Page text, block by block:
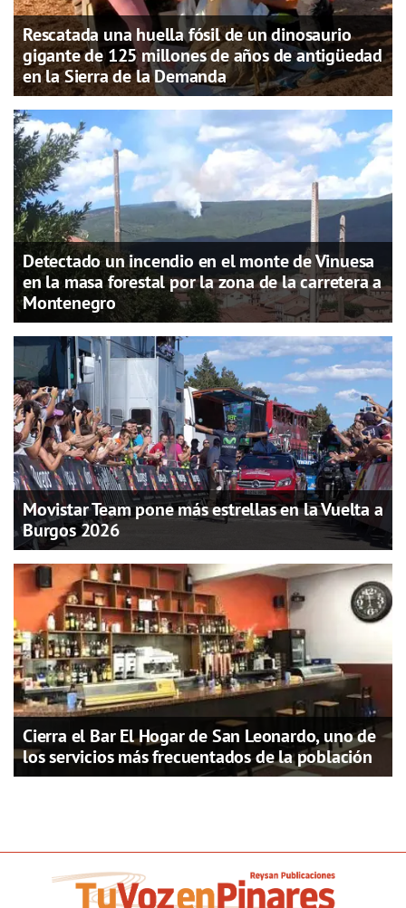
Rescatada una huella fósil de un dinosaurio
gigante de 125 millones de años de antigüedad
en la Sierra de la Demanda
Detectado un incendio en el monte de Vinuesa
en la masa forestal por la zona de la carretera a
Montenegro
Movistar Team pone más estrellas en la Vuelta a
Burgos 2026
Cierra el Bar El Hogar de San Leonardo, uno de
los servicios más frecuentados de la población